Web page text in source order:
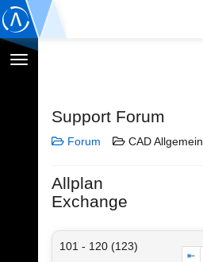
Navigation
Support Forum
Forum CAD Allgemein
Allplan
Exchange
101 - 120 (123)
⇤